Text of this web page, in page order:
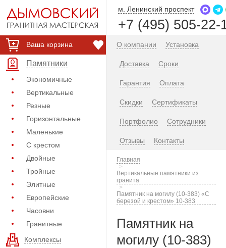
Ваша корзина
Памятники
Экономичные
Вертикальные
Резные
Горизонтальные
Маленькие
С крестом
Двойные
Тройные
Элитные
Европейские
Часовни
Гранитные
Комплексы
м. Ленинский проспект
+7 (495) 505-22-
О компании Установка
Доставка Сроки
Гарантия Оплата
Скидки Сертификаты
Портфолио Сотрудники
Отзывы Контакты
Главная
Вертикальные памятники из
гранита
Памятник на могилу (10-383) «С
березой и крестом» 10-383
Памятник на
могилу (10-383)